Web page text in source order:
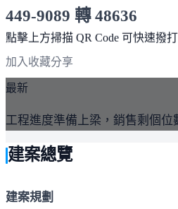
449-9089 轉 48636
服務時間 10:00～19:00
點擊上方掃描 QR Code 可快速撥打
加入收藏分享
最新
工程進度準備上梁，銷售剩個位
建案總覽
建案規劃